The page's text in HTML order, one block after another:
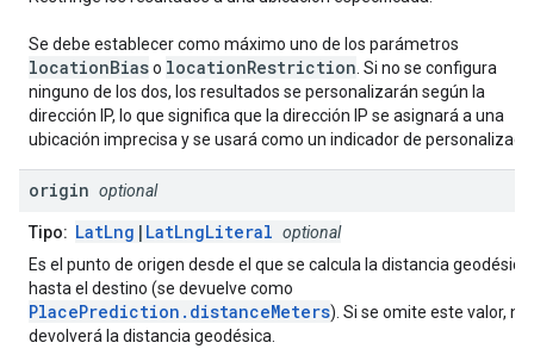
Se debe establecer como máximo uno de los parámetros
locationBiaso locationRestriction . Si no se configura
ninguno de los dos, los resultados se personalizarán según la
dirección IP, lo que significa que la dirección IP se asignará a una
ubicación imprecisa y se usará como un indicador de
origin optional
Tipo: LatLng | LatLngLiteral optional
Es el punto de origen desde el que se calcula la distancia geodésica
hasta el destino (se devuelve como
PlacePrediction.distanceMeters). Si se omite este valor, no
devolverá la distancia geodésica.